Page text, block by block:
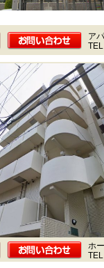
ア
ホ